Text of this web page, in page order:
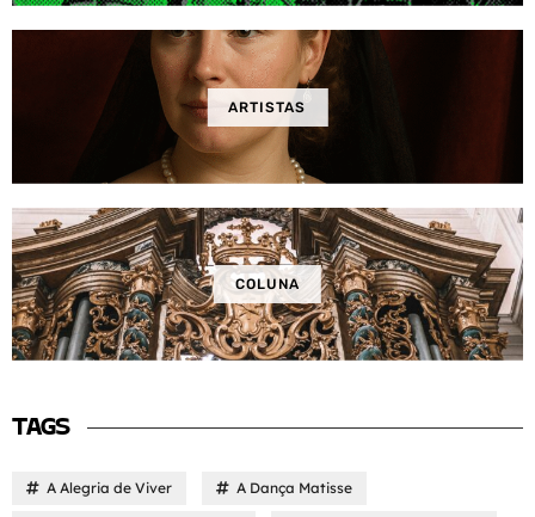
ARTISTAS
COLUNA
TAGS
A Alegria de Viver A Dança Matisse